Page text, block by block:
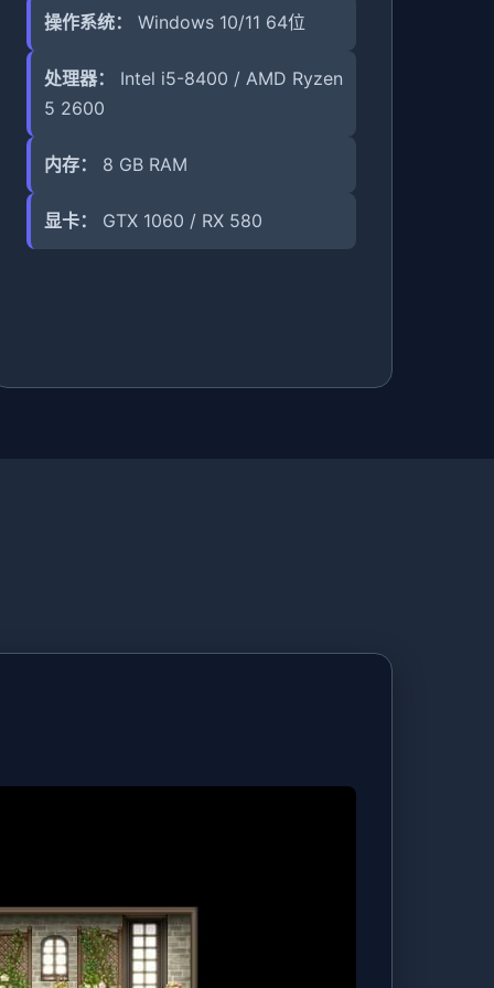
操作系统： Windows 10/11 64位
处理器：
Intel i5-8400 / AMD Ryzen
5 2600
内存： 8 GB RAM
显卡： GTX 1060 / RX 580